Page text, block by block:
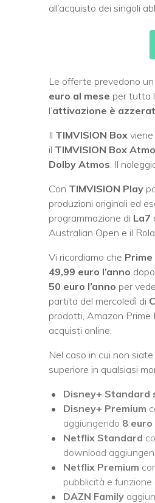
all’acquisto dei singoli
Le offerte prevedono
euro al mese per tutta
l’attivazione è
Il TIMVISION Box
il TIMVISION Box
Dolby Atmos . Il
Con TIMVISION Play
produzioni originali ed
programmazione di La7
Australian Open e il
Vi ricordiamo che
49,99 euro l’anno
50 euro l’anno per
partita del mercoledì di
prodotti, Amazon Prime
acquisti online.
Nel caso in cui non
superiore in qualsiasi
Disney+ Standard
Disney+ Premium
aggiungendo 8 euro
Netflix Standard
download
Netflix Premium
pubblicità e
DAZN Family